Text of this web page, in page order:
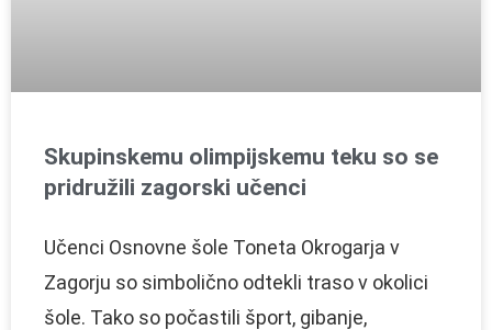
Skupinskemu olimpijskemu teku so se
pridružili zagorski učenci
Učenci Osnovne šole Toneta Okrogarja v
Zagorju so simbolično odtekli traso v okolici
šole. Tako so počastili šport, gibanje,